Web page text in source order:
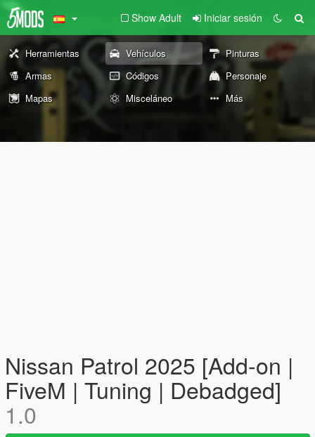
Show Adult Iniciar sesión
Herramientas Vehículos
Pinturas
Armas
Códigos
Personaje
Mapas
Misceláneo Más
Nissan Patrol 2025 [Add-on |
FiveM | Tuning | Debadged]
1.0